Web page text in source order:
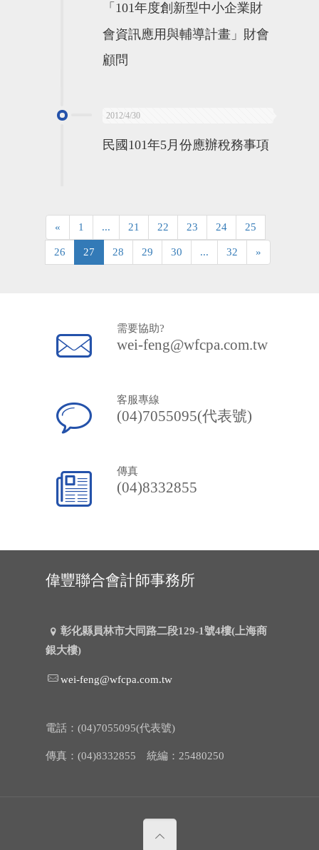
「101年度創新型中小企業財
會資訊應用與輔導計畫」財會
顧問
2012/4/30
民國101年5月份應辦稅務事項
« 1 ... 21 22 23 24 25
26 27 28 29 30 ... 32 »
需要協助?
wei-feng@wfcpa.com.tw
客服專線
(04)7055095(代表號)
傳真
(04)8332855
偉豐聯合會計師事務所
彰化縣員林市大同路二段129-1號4樓(上海商
銀大樓)
wei-feng@wfcpa.com.tw
電話：(04)7055095(代表號)
傳真：(04)8332855 統編：25480250